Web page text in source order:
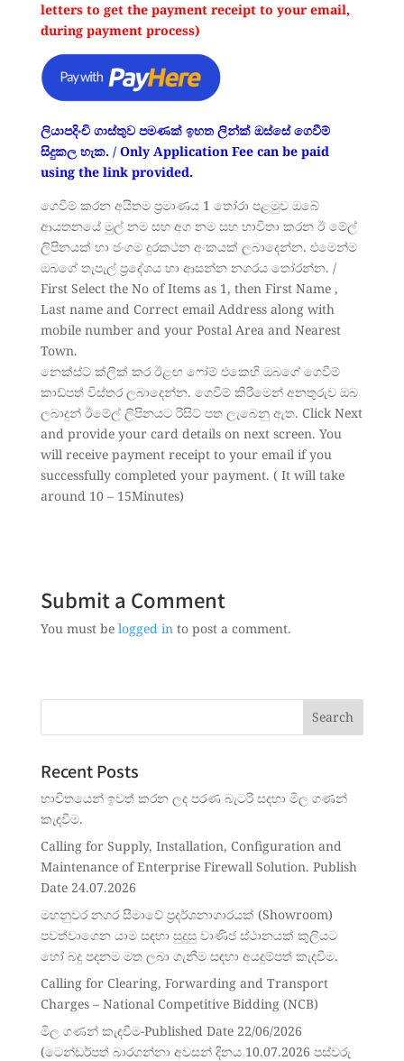
letters to get the payment receipt to your email,
during payment process)
ලියාපදිංචි ගාස්තුව පමණක් ඉහත ලින්ක් ඔස්සේ ගෙවීම්
සිදුකල හැක. / Only Application Fee can be paid
using the link provided.
ගෙවීම් කරන අයිතම ප්‍රමාණය 1 තෝරා පළමුව ඔබේ
ආයතනයේ මුල් නම සහ අග නම සහ භාවිතා කරන ඊ මේල්
ලිපිනයක් හා ජංගම දුරකථන අංකයක්‌ ලබාදෙන්න. එමෙන්ම
ඔබගේ තැපැල් ප්‍රදේශය හා ආසන්න නගරය තෝරන්න. /
First Select the No of Items as 1, then First Name ,
Last name and Correct email Address along with
mobile number and your Postal Area and Nearest
Town.
නෙක්ස්ට් ක්ලික් කර ඊළඟ ෆෝම් එකෙහි ඔබගේ ගෙවීම්
කාඩ්පත් විස්තර ලබාදෙන්න. ගෙවීම් කිරීමෙන් අනතුරුව ඔබ
ලබාදුන් ඊමේල් ලිපිනයට රිසිට් පත ලැබෙනු ඇත. Click Next
and provide your card details on next screen. You
will receive payment receipt to your email if you
successfully completed your payment. ( It will take
around 10 – 15Minutes)
Submit a Comment
You must be logged in to post a comment.
Recent Posts
භාවිතයෙන් ඉවත් කරන ලද පරණ බැටරි සදහා මිල ගණන්
කැඳවීම.
Calling for Supply, Installation, Configuration and
Maintenance of Enterprise Firewall Solution. Publish
Date 24.07.2026
මහනුවර නගර සීමාවේ ප්‍රදර්ශනාගාරයක් (Showroom)
පවත්වාගෙන යාම සඳහා සුදුසු වාණිජ ස්ථානයක් කුලියට
හෝ බදු පදනම මත ලබා ගැනීම සඳහා අයදුම්පත් කැදවීම.
Calling for Clearing, Forwarding and Transport
Charges – National Competitive Bidding (NCB)
මිල ගණන් කැඳවීම-Published Date 22/06/2026
(ටෙන්ඩර්පත් බාරගන්නා අවසන් දිනය 10.07.2026 පස්වරු